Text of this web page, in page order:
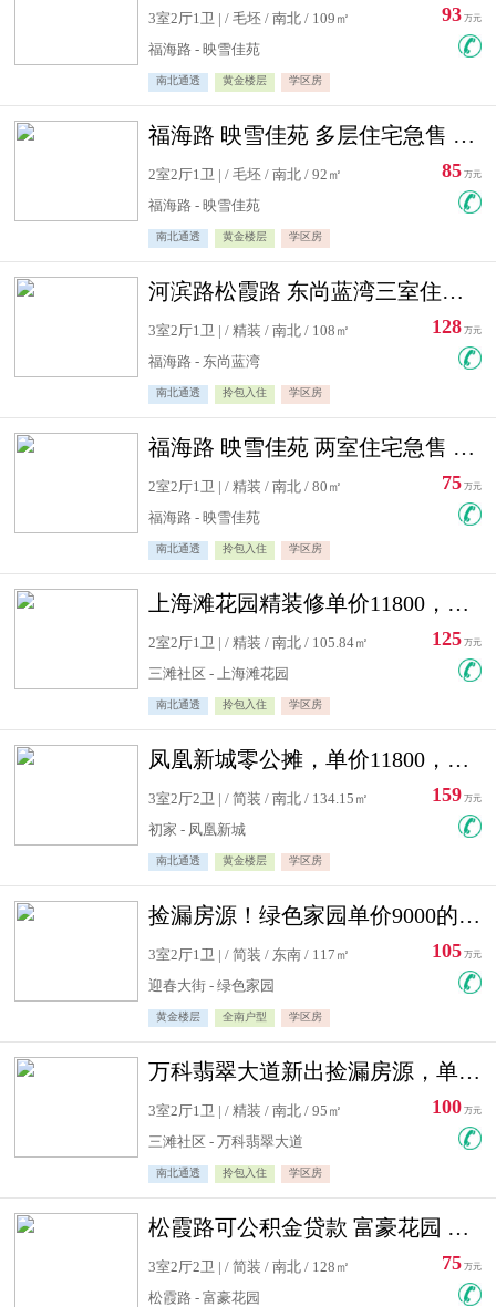
3室2厅1卫 | / 毛坯 / 南北 / 109㎡
福海路 - 映雪佳苑
南北通透 黄金楼层 学区房
93 万元
福海路 映雪佳苑 多层住宅急售 可公积金贷款
2室2厅1卫 | / 毛坯 / 南北 / 92㎡
福海路 - 映雪佳苑
南北通透 黄金楼层 学区房
85 万元
河滨路松霞路 东尚蓝湾三室住宅急售
3室2厅1卫 | / 精装 / 南北 / 108㎡
福海路 - 东尚蓝湾
南北通透 拎包入住 学区房
128 万元
福海路 映雪佳苑 两室住宅急售 可公积金贷款
2室2厅1卫 | / 精装 / 南北 / 80㎡
福海路 - 映雪佳苑
南北通透 拎包入住 学区房
75 万元
上海滩花园精装修单价11800，价格最低的两居室，无敌视野
2室2厅1卫 | / 精装 / 南北 / 105.84㎡
三滩社区 - 上海滩花园
南北通透 拎包入住 学区房
125 万元
凤凰新城零公摊，单价11800，白银楼层，一个车库另算
3室2厅2卫 | / 简装 / 南北 / 134.15㎡
初家 - 凤凰新城
南北通透 黄金楼层 学区房
159 万元
捡漏房源！绿色家园单价9000的大三居，实验小学永明双学区
3室2厅1卫 | / 简装 / 东南 / 117㎡
迎春大街 - 绿色家园
黄金楼层 全南户型 学区房
105 万元
万科翡翠大道新出捡漏房源，单价10500精装修
3室2厅1卫 | / 精装 / 南北 / 95㎡
三滩社区 - 万科翡翠大道
南北通透 拎包入住 学区房
100 万元
松霞路可公积金贷款 富豪花园 复式住宅急售送小棚
3室2厅2卫 | / 简装 / 南北 / 128㎡
松霞路 - 富豪花园
75 万元